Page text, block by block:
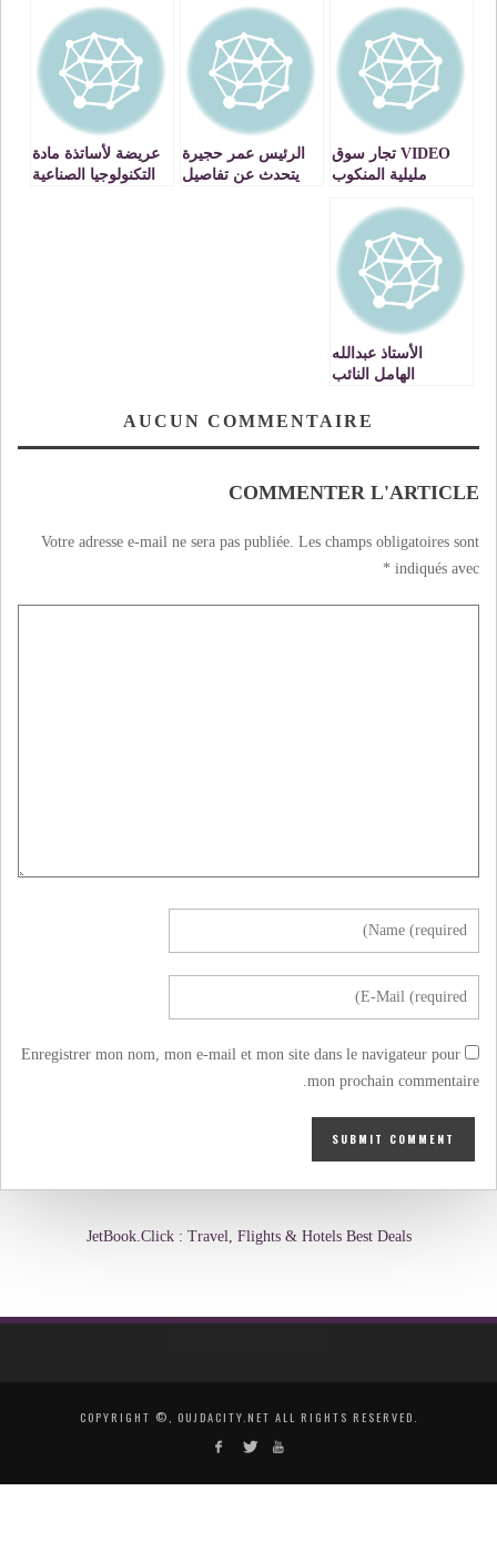
VIDEO تجار سوق
مليلية المنكوب
الرئيس عمر حجيرة
يتحدث عن تفاصيل
عريضة لأساتذة مادة
التكنولوجيا الصناعية
الأستاذ عبدالله
الهامل النائب
العدالة والتنمية في
المالية VIDEO
AUCUN COMMENTAIRE
COMMENTER L'ARTICLE
Votre adresse e-mail ne sera pas publiée. Les champs obligatoires sont
indiqués avec
*
Enregistrer mon nom, mon e-mail et mon site dans le navigateur pour
mon prochain commentaire.
JetBook.Click : Travel, Flights & Hotels Best Deals
COPYRIGHT ©, OUJDACITY.NET ALL RIGHTS RESERVED.